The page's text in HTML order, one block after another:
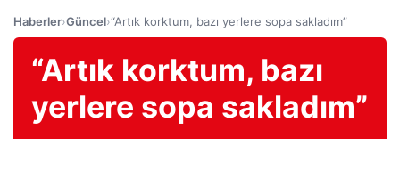
Haberler›Güncel›“Artık korktum, bazı yerlere sopa sakladım”
“Artık korktum, bazı
yerlere sopa sakladım”